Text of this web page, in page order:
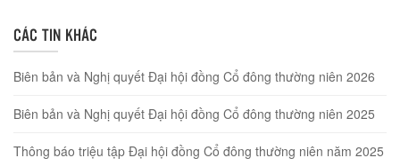
CÁC TIN KHÁC
Biên bản và Nghị quyết Đại hội đồng Cổ đông thường niên 2026
Biên bản và Nghị quyết Đại hội đồng Cổ đông thường niên 2025
Thông báo triệu tập Đại hội đồng Cổ đông thường niên năm 2025